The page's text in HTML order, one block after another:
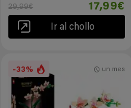
29,99€ 17,99€
Ir al chollo
-33% un mes